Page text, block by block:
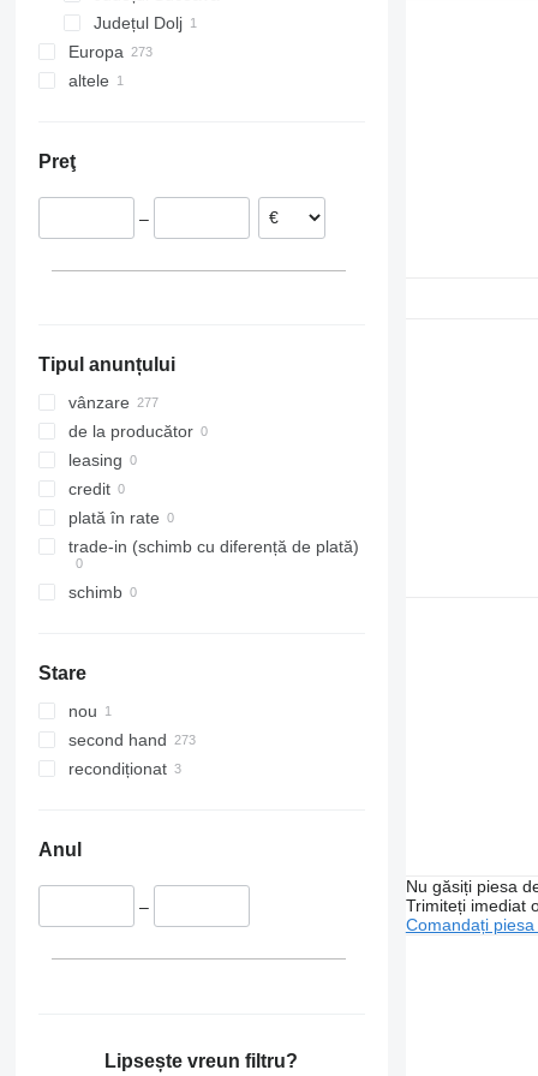
Județul Dolj
Europa
Italia
altele
Preţ
–
Tipul anunțului
vânzare
de la producător
leasing
credit
plată în rate
trade-in (schimb cu diferență de plată)
schimb
Stare
nou
second hand
recondiționat
Anul
–
Lipsește vreun filtru?
Nu găsiți piesa
Trimiteți imediat
Comandați